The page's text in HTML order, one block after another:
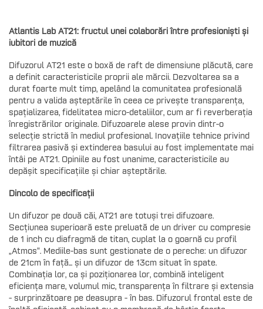
Atlantis Lab AT21: fructul unei colaborări între profesioniști și
iubitori de muzică
Difuzorul AT21 este o boxă de raft de dimensiune plăcută, care
a definit caracteristicile proprii ale mărcii. Dezvoltarea sa a
durat foarte mult timp, apelând la comunitatea profesională
pentru a valida așteptările în ceea ce privește transparența,
spațializarea, fidelitatea micro-detaliilor, cum ar fi reverberația
înregistrărilor originale. Difuzoarele alese provin dintr-o
selecție strictă în mediul profesional. Inovațiile tehnice privind
filtrarea pasivă și extinderea basului au fost implementate mai
întâi pe AT21. Opiniile au fost unanime, caracteristicile au
depășit specificațiile și chiar așteptările.
Dincolo de specificații
Un difuzor pe două căi, AT21 are totuși trei difuzoare.
Secțiunea superioară este preluată de un driver cu compresie
de 1 inch cu diafragmă de titan, cuplat la o goarnă cu profil
„Atmos”. Mediile-bas sunt gestionate de o pereche: un difuzor
de 21cm în față... și un difuzor de 13cm situat în spate.
Combinația lor, ca și poziționarea lor, combină inteligent
eficiența mare, volumul mic, transparența în filtrare și extensia
- surprinzătoare pe deasupra - în bas. Difuzorul frontal este de